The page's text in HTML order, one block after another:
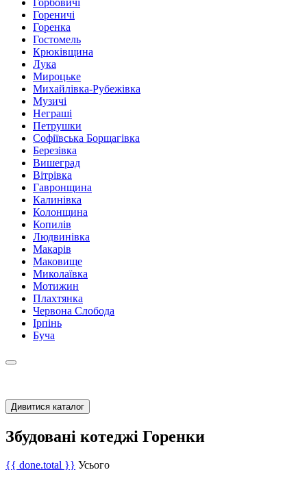
Гореничі
Горенка
Гостомель
Крюківщина
Лука
Мироцьке
Михайлівка-Рубежівка
Музичі
Неграші
Петрушки
Софіївська Борщагівка
Березівка
Вишеград
Вітрівка
Гавронщина
Калинівка
Колонщина
Копилів
Людвинівка
Макарів
Маковище
Миколаївка
Мотижин
Плахтянка
Червона Слобода
Ірпінь
Буча
Дивитися каталог
Збудовані котеджі Горенки
{{ done.total }} Усього